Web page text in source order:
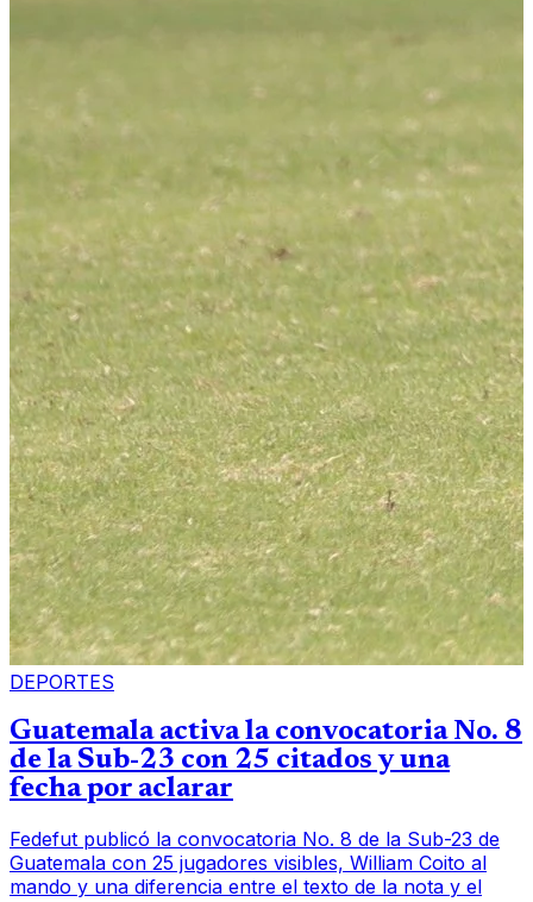
DEPORTES
Guatemala activa la convocatoria No. 8
de la Sub-23 con 25 citados y una
fecha por aclarar
Fedefut publicó la convocatoria No. 8 de la Sub-23 de
Guatemala con 25 jugadores visibles, William Coito al
mando y una diferencia entre el texto de la nota y el